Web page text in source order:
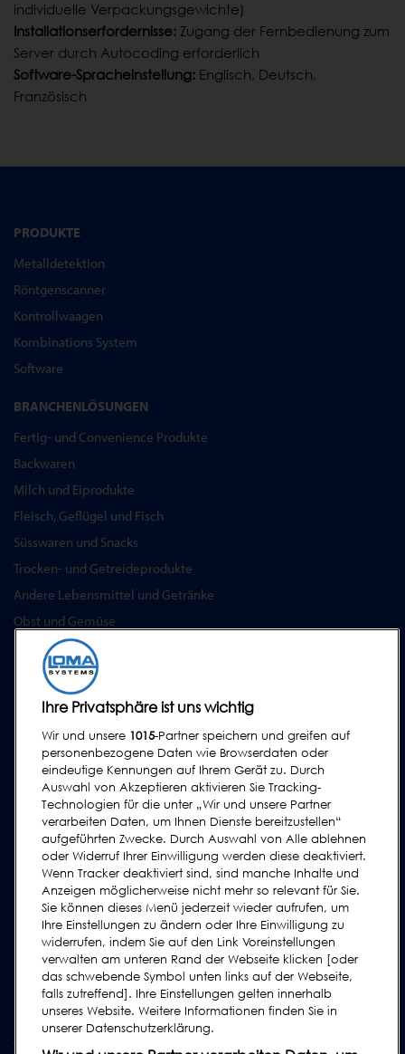
individuelle Verpackungsgewichte)
Installationserfordernisse: Zugang der Fernbedienung zum
Server durch Autocoding erforderlich
Software-Spracheinstellung: Englisch, Deutsch,
Französisch
PRODUKTE
Metalldetektion
Röntgenscanner
Kontrollwaagen
Kombinations System
Software
BRANCHENLÖSUNGEN
Fertig- und Convenience Produkte
Backwaren
Milch und Eiprodukte
Fleisch, Geflügel und Fisch
Süsswaren und Snacks
Trocken- und Getreideprodukte
Andere Lebensmittel und Getränke
Obst und Gemüse
Pharmazeutika & Nutrazeutika
SERVICE
Serviceprogramm
Ersatzteile
Prüfkörper
Schulungen
Upgrades / Überholung
SUPPORT
Kontakt
Supportanfrage
Bedienungsanleitungen
Industrie Ratgeber
ältere Produkte
Tragen Sie sich in unsere Mailing-Liste ein
Ihre Privatsphäre ist uns wichtig
Wir und unsere 1015-Partner speichern und greifen auf
personenbezogene Daten wie Browserdaten oder
eindeutige Kennungen auf Ihrem Gerät zu. Durch
Auswahl von Akzeptieren aktivieren Sie Tracking-
Technologien für die unter „Wir und unsere Partner
verarbeiten Daten, um Ihnen Dienste bereitzustellen“
aufgeführten Zwecke. Durch Auswahl von Alle ablehnen
oder Widerruf Ihrer Einwilligung werden diese deaktiviert.
Wenn Tracker deaktiviert sind, sind manche Inhalte und
Anzeigen möglicherweise nicht mehr so relevant für Sie.
Sie können dieses Menü jederzeit wieder aufrufen, um
Ihre Einstellungen zu ändern oder Ihre Einwilligung zu
widerrufen, indem Sie auf den Link Voreinstellungen
verwalten am unteren Rand der Webseite klicken [oder
das schwebende Symbol unten links auf der Webseite,
falls zutreffend]. Ihre Einstellungen gelten innerhalb
unseres Website. Weitere Informationen finden Sie in
unserer Datenschutzerklärung.